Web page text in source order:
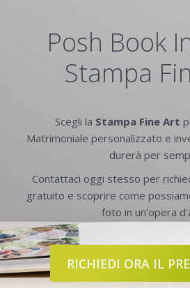
Posh Book
Stampa
Scegli la Stampa Fine Art
Matrimoniale personalizzato e
durerà per
Contattaci oggi stesso per
gratuito e scoprire come
foto in un’opera
RICHIEDI ORA IL